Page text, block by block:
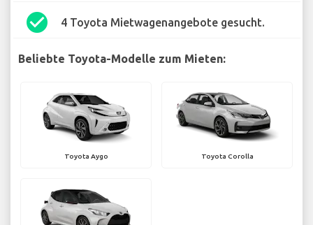
check_circle 4 Toyota Mietwagenangebote gesucht.
Beliebte Toyota-Modelle zum Mieten:
Toyota Aygo Toyota Corolla